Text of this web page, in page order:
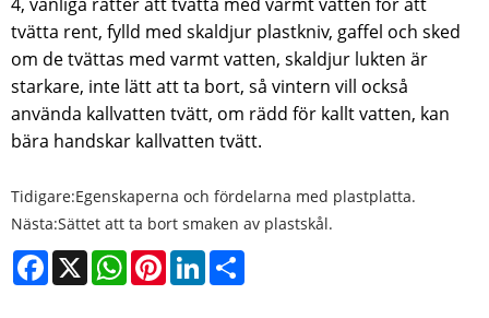
tvätta rent, fylld med skaldjur plastkniv, gaffel och sked
om de tvättas med varmt vatten, skaldjur lukten är
starkare, inte lätt att ta bort, så vintern vill också
använda kallvatten tvätt, om rädd för kallt vatten, kan
bära handskar kallvatten tvätt.
Tidigare:Egenskaperna och fördelarna med plastplatta.
Nästa:Sättet att ta bort smaken av plastskål.
Facebook
X WhatsAppPinterestLinkedIn